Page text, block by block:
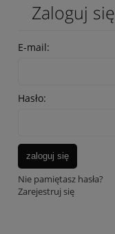
Zaloguj się
E-mail:
Hasło:
zaloguj się
Nie pamiętasz hasła?
Zarejestruj się